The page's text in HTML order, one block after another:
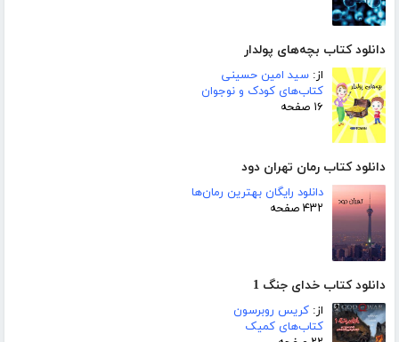
دانلود کتاب بچه‌های پولدار
از: سید امین حسینی
کتاب‌های کودک و نوجوان
۱۶ صفحه
دانلود کتاب رمان تهران دود
دانلود رایگان بهترین رمان‌ها
۴۳۲ صفحه
دانلود کتاب خدای جنگ 1
از: کریس روبرسون
کتاب‌های کمیک